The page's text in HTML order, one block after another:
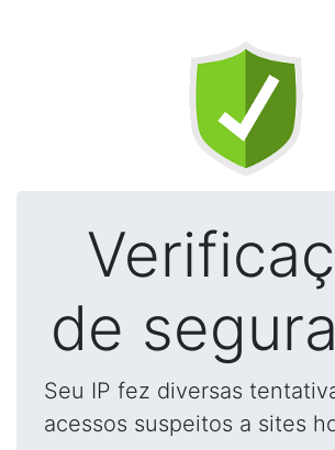
de
Seu IP fez diversas
acessos suspeitos a sites